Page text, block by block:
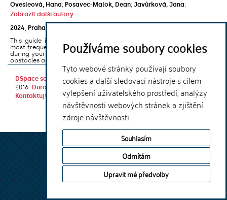
Používáme soubory cookies
Tyto webové stránky používají soubory
cookies a další sledovací nástroje s cílem
vylepšení uživatelského prostředí, analýzy
návštěvnosti webových stránek a zjištění
zdroje návštěvnosti.
Souhlasím
Odmítám
Upravit mé předvolby
Ovesleová, Hana; Posavec-Malok, Dean; Javůrková, Jana;
Zobrazit další autory
2024
Praha
This guide introduces the e-learning support tools that are used
most frequently at Charles University and that you may encounter
during your studies. It will also help you to avoid the most common
obstacles associated ...
DSpace softwarecopyright © 2002-
2016
DuraSpace
Kontaktujte nás |Vyjádření názoru
Theme by